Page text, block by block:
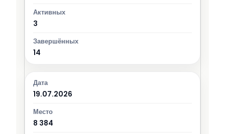
3
14
19.07.2026
8 384